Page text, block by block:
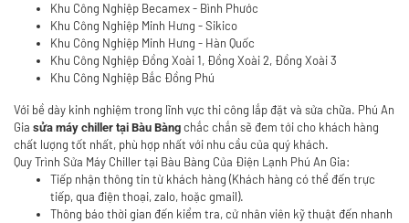
Khu Công Nghiệp Becamex - Bình Phước
Khu Công Nghiệp Minh Hưng - Sikico
Khu Công Nghiệp Minh Hưng - Hàn Quốc
Khu Công Nghiệp Đồng Xoài 1, Đồng Xoài 2, Đồng Xoài 3
Khu Công Nghiệp Bắc Đồng Phú
Với bề dày kinh nghiệm trong lĩnh vực thi công lắp đặt và sửa chữa. Phú An
Gia sửa máy chiller tại Bàu Bàng chắc chắn sẽ đem tới cho khách hàng
chất lượng tốt nhất, phù hợp nhất với nhu cầu của quý khách.
Quy Trình Sửa Máy Chiller tại Bàu Bàng Của Điện Lạnh Phú An Gia:
Tiếp nhận thông tin từ khách hàng (Khách hàng có thể đến trực
tiếp, qua điện thoại, zalo, hoặc gmail).
Thông báo thời gian đến kiểm tra, cử nhân viên kỹ thuật đến nhanh